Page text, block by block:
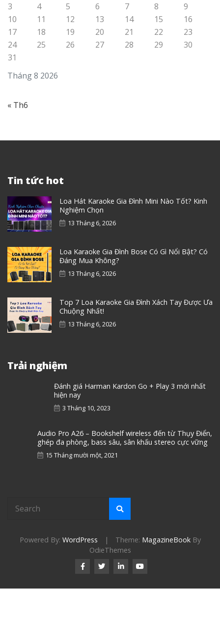
Tháng 8 2026
3
4 5 6 7 8
9
10
11 12 13 14 15
16
17
18 19 20 21 22
23
24
25 26 27 28 29
30
31
« Th6
Tin tức hot
Loa Hát Karaoke Gia Đình Mini Nào Tốt? Kinh
Nghiệm Chọn
13 Tháng 6, 2026
Loa Karaoke Gia Đình Bose Có Gì Nổi Bật? Có
Đáng Mua Không?
13 Tháng 6, 2026
Top 7 Loa Karaoke Gia Đình Xách Tay Được Ưa
Chuộng Nhất!
13 Tháng 6, 2026
Trải nghiệm
Đánh giá Harman Kardon Go + Play 3 mới nhất
hiện nay
3 Tháng 10, 2023
Audio Pro A26 – Bookshelf wireless đến từ Thụy Điển,
ghép đa phòng, bass sâu, sân khấu stereo cực vững
15 Tháng mười một, 2021
Powered By: WordPress | Theme: MagazineBookBy
OdieThemes